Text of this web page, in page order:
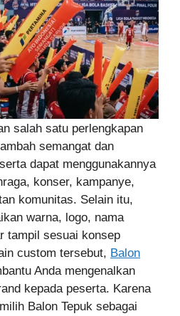
salah satu perlengkapan
semangat dan
dapat menggunakannya
konser, kampanye,
komunitas. Selain itu,
warna, logo, nama
tampil sesuai konsep
custom tersebut, Balon
Anda mengenalkan
kepada peserta. Karena
Balon Tepuk sebagai